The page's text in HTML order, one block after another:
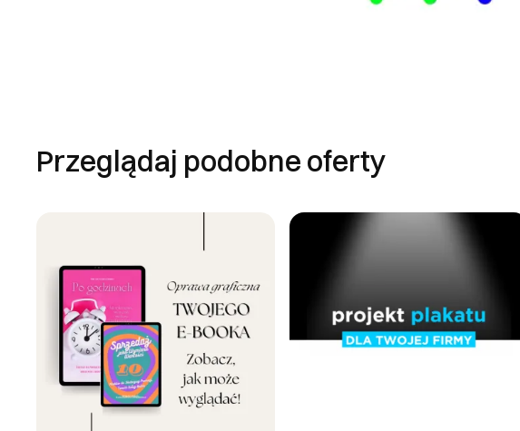
Przeglądaj podobne oferty